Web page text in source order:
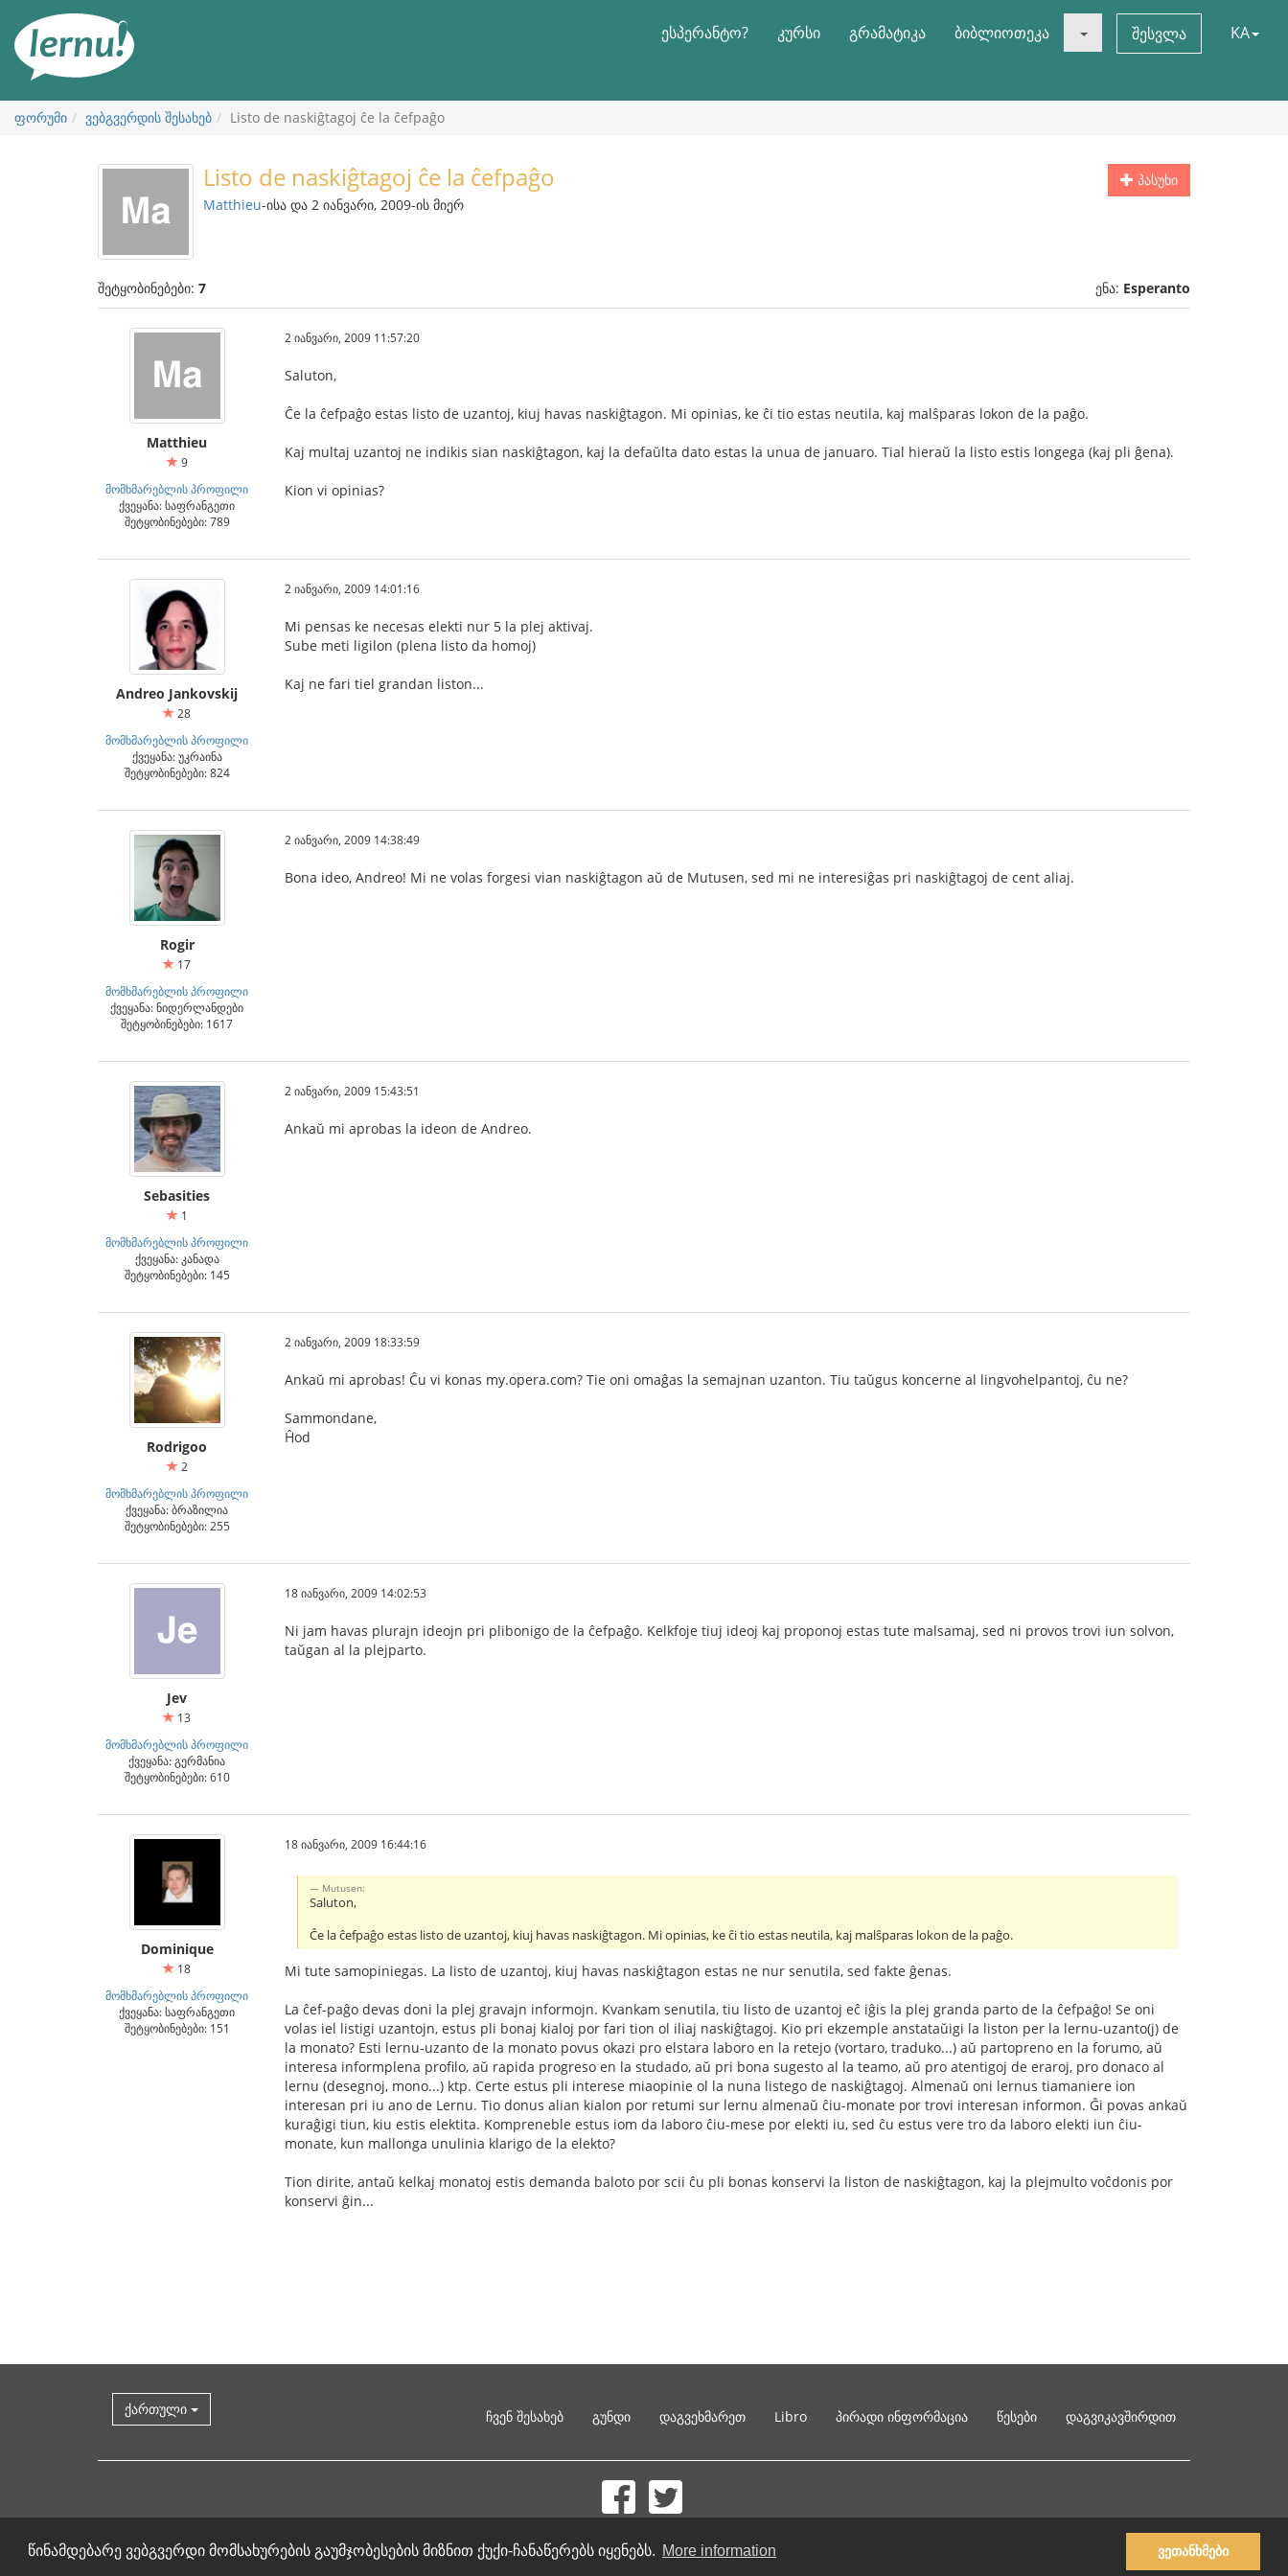
წინამდებარე ვებგვერდი მომსახურების გაუმჯობესების მიზნით ქუქი-ჩანაწერებს იყენებს. More information ვეთანხმები
ნახვა
ესპერანტო? კურსი გრამატიკა ბიბლიოთეკა შესვლა KA
ფორუმი ვებგვერდის შესახებ Listo de naskiĝtagoj ĉe la ĉefpaĝo
პასუხი
Listo de naskiĝtagoj ĉe la ĉefpaĝo
Matthieu-ისა და 2 იანვარი, 2009-ის მიერ
შეტყობინებები: 7 ენა: Esperanto
Matthieu
9
მომხმარებლის პროფილი
ქვეყანა: საფრანგეთი
შეტყობინებები: 789
2 იანვარი, 2009 11:57:20
Saluton,
Ĉe la ĉefpaĝo estas listo de uzantoj, kiuj havas naskiĝtagon. Mi opinias, ke ĉi tio estas neutila, kaj malŝparas lokon de la paĝo.
Kaj multaj uzantoj ne indikis sian naskiĝtagon, kaj la defaŭlta dato estas la unua de januaro. Tial hieraŭ la listo estis longega (kaj pli ĝena).
Kion vi opinias?
Andreo Jankovskij
28
მომხმარებლის პროფილი
ქვეყანა: უკრაინა
შეტყობინებები: 824
2 იანვარი, 2009 14:01:16
Mi pensas ke necesas elekti nur 5 la plej aktivaj.
Sube meti ligilon (plena listo da homoj)
Kaj ne fari tiel grandan liston...
Rogir
17
მომხმარებლის პროფილი
ქვეყანა: ნიდერლანდები
შეტყობინებები: 1617
2 იანვარი, 2009 14:38:49
Bona ideo, Andreo! Mi ne volas forgesi vian naskiĝtagon aŭ de Mutusen, sed mi ne interesiĝas pri naskiĝtagoj de cent aliaj.
Sebasities
1
მომხმარებლის პროფილი
ქვეყანა: კანადა
შეტყობინებები: 145
2 იანვარი, 2009 15:43:51
Ankaŭ mi aprobas la ideon de Andreo.
Rodrigoo
2
მომხმარებლის პროფილი
ქვეყანა: ბრაზილია
შეტყობინებები: 255
2 იანვარი, 2009 18:33:59
Ankaŭ mi aprobas! Ĉu vi konas my.opera.com? Tie oni omaĝas la semajnan uzanton. Tiu taŭgus koncerne al lingvohelpantoj, ĉu ne?
Sammondane,
Ĥod
Jev
13
მომხმარებლის პროფილი
ქვეყანა: გერმანია
შეტყობინებები: 610
18 იანვარი, 2009 14:02:53
Ni jam havas plurajn ideojn pri plibonigo de la ĉefpaĝo. Kelkfoje tiuj ideoj kaj proponoj estas tute malsamaj, sed ni provos trovi iun solvon,
taŭgan al la plejparto.
Dominique
18
მომხმარებლის პროფილი
ქვეყანა: საფრანგეთი
შეტყობინებები: 151
18 იანვარი, 2009 16:44:16
Mutusen:
Saluton,
Ĉe la ĉefpaĝo estas listo de uzantoj, kiuj havas naskiĝtagon. Mi opinias, ke ĉi tio estas neutila, kaj malŝparas lokon de la paĝo.
Mi tute samopiniegas. La listo de uzantoj, kiuj havas naskiĝtagon estas ne nur senutila, sed fakte ĝenas.
La ĉef-paĝo devas doni la plej gravajn informojn. Kvankam senutila, tiu listo de uzantoj eĉ iĝis la plej granda parto de la ĉefpaĝo! Se oni
volas iel listigi uzantojn, estus pli bonaj kialoj por fari tion ol iliaj naskiĝtagoj. Kio pri ekzemple anstataŭigi la liston per la lernu-uzanto(j) de
la monato? Esti lernu-uzanto de la monato povus okazi pro elstara laboro en la retejo (vortaro, traduko...) aŭ partopreno en la forumo, aŭ
interesa informplena profilo, aŭ rapida progreso en la studado, aŭ pri bona sugesto al la teamo, aŭ pro atentigoj de eraroj, pro donaco al
lernu (desegnoj, mono...) ktp. Certe estus pli interese miaopinie ol la nuna listego de naskiĝtagoj. Almenaŭ oni lernus tiamaniere ion
interesan pri iu ano de Lernu. Tio donus alian kialon por retumi sur lernu almenaŭ ĉiu-monate por trovi interesan informon. Ĝi povas ankaŭ
kuraĝigi tiun, kiu estis elektita. Kompreneble estus iom da laboro ĉiu-mese por elekti iu, sed ĉu estus vere tro da laboro elekti iun ĉiu-
monate, kun mallonga unulinia klarigo de la elekto?
Tion dirite, antaŭ kelkaj monatoj estis demanda baloto por scii ĉu pli bonas konservi la liston de naskiĝtagon, kaj la plejmulto voĉdonis por
konservi ĝin...
ქართული ჩვენ შესახებ გუნდი დაგვეხმარეთ Libro პირადი ინფორმაცია წესები დაგვიკავშირდით